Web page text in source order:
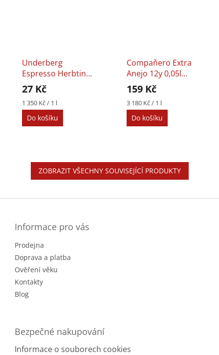
Underberg
Espresso Herbtini
0,02l 27%
27 Kč
Měrná
cena:
1 350 Kč / 1 l
Do košíku
Compaňero Extra
Anejo 12y 0,05l
54%
159 Kč
Měrná
cena:
3 180 Kč / 1 l
Do košíku
ZOBRAZIT VŠECHNY SOUVISEJÍCÍ PRODUKTY
Informace pro vás
Prodejna
Doprava a platba
Ověření věku
Kontakty
Blog
Bezpečné nakupování
Informace o souborech cookies